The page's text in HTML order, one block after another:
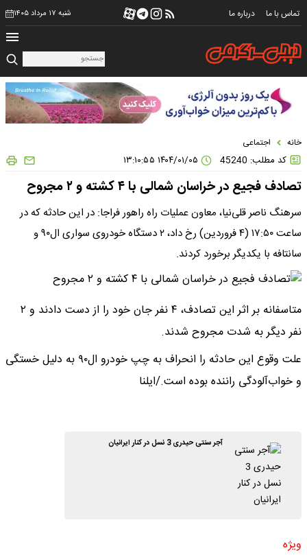
تماس با ما درباره ما شنبه ۱۷ مرداد ۱۴۰۵
خانه اجتماعی
کد مطلب: 45240
تصادف فجیع در خراسان شمالی با ۴ کشته و ۲ مجروح
سرهنگ ناصر قلی‌نیا، معاون عملیات راه راهور فراجا: در این حادثه که در
ساعت ۱۷:۵۰ (۴ فروردین) رخ داد، ۲ دستگاه خودروی سواری ال‌۹۰ و
سانتافه با یکدیگر برخورد کردند.
متاسفانه بر اثر این تصادف، ۴ نفر جان خود را از دست دادند و ۲
نفر دیگر به شدت مجروح شدند.
علت وقوع این حادثه را انحراف به چپ خودرو ال‌۹۰ به دلیل خستگی
و خواب‌آلودگی راننده بوده است./ایلنا
آجر سنتی حیدری 3 نسل در کنار ایرانیان
ویژه